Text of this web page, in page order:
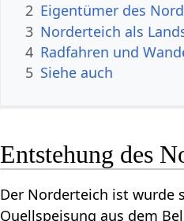
2 Eigentümer des
3 Norderteich als
4 Radfahren und
5 Siehe auch
Entstehung des
Der Norderteich ist wurde
Quellspeisung aus dem